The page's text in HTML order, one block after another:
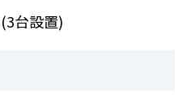
(3台設置)